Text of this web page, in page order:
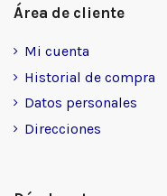
Área de cliente
Mi cuenta
Historial de compra
Datos personales
Direcciones